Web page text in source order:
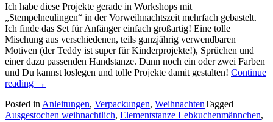
Ich habe diese Projekte gerade in Workshops mit
„Stempelneulingen“ in der Vorweihnachtszeit mehrfach gebastelt.
Ich finde das Set für Anfänger einfach großartig! Eine tolle
Mischung aus verschiedenen, teils ganzjährig verwendbaren
Motiven (der Teddy ist super für Kinderprojekte!), Sprüchen und
einer dazu passenden Handstanze. Dann noch ein oder zwei Farben
und Du kannst loslegen und tolle Projekte damit gestalten! Continue
reading „„Ausgestochen
eine
Ritter
→
Posted in Anleitungen, Verpackungen, WeihnachtenTagged
Ausgestochen weihnachtlich, Elementstanze Lebkuchenmännchen,